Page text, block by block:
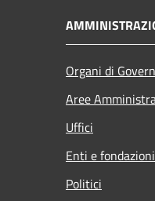
Organi di
Aree
Uffici
Enti e fondazioni
Politici